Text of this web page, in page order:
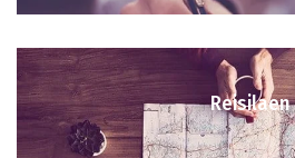
Reisilaen